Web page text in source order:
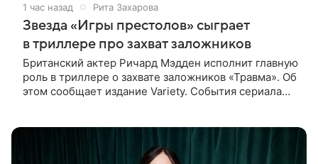
1 час назад Рита Захарова
Звезда «Игры престолов» сыграет
в триллере про захват заложников
Британский актер Ричард Мэдден исполнит главную
роль в триллере о захвате заложников «Травма». Об
этом сообщает издание Variety. События сериала